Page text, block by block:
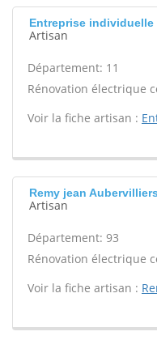
Entreprise individuelle
Artisan
Département: 11
Rénovation électrique
Voir la fiche artisan :
Remy jean Aubervilliers
Artisan
Département: 93
Rénovation électrique
Voir la fiche artisan :